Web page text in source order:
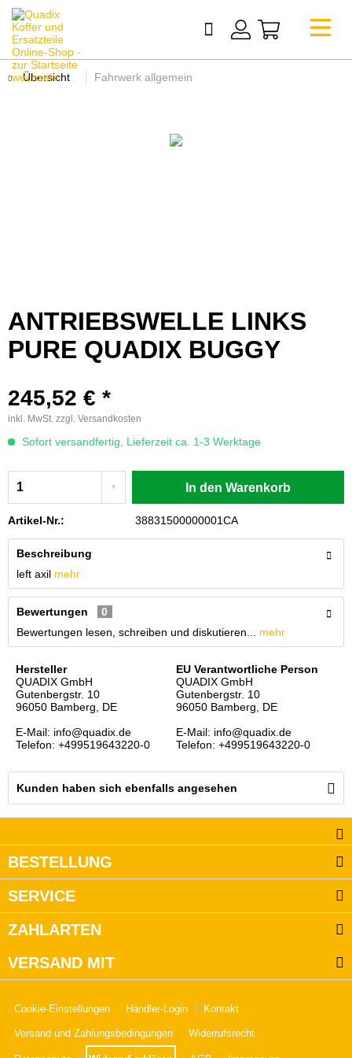
Übersicht Fahrwerk allgemein
ANTRIEBSWELLE LINKS
PURE QUADIX BUGGY
245,52 € *
inkl. MwSt. zzgl. Versandkosten
Sofort versandfertig, Lieferzeit ca. 1-3 Werktage
In den Warenkorb
Artikel-Nr.: 38831500000001CA
Beschreibung
left axil mehr
Bewertungen
0
Bewertungen lesen, schreiben und diskutieren...
mehr
Hersteller
QUADIX GmbH
Gutenbergstr. 10
96050 Bamberg, DE
E-Mail: info@quadix.de
Telefon: +499519643220-0
EU Verantwortliche Person
QUADIX GmbH
Gutenbergstr. 10
96050 Bamberg, DE
E-Mail: info@quadix.de
Telefon: +499519643220-0
Kunden haben sich ebenfalls angesehen
BESTELLUNG
SERVICE
ZAHLARTEN
VERSAND MIT
Cookie-Einstellungen Händler-Login Kontakt
Versand und Zahlungsbedingungen Widerrufsrecht